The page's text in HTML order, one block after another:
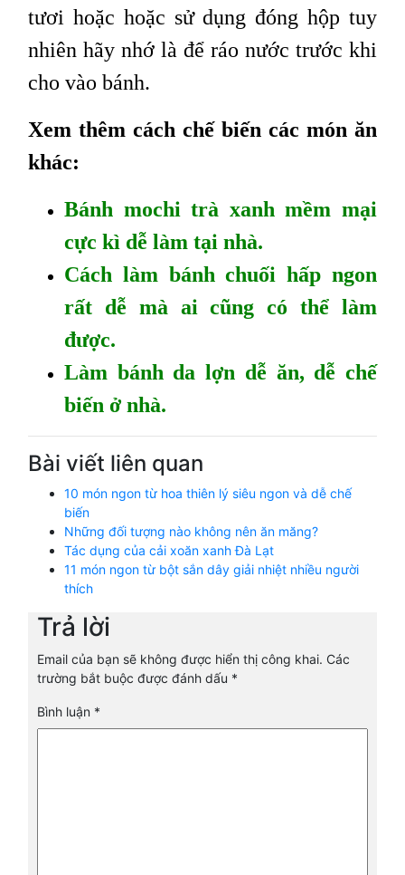
tươi hoặc hoặc sử dụng đóng hộp tuy
nhiên hãy nhớ là để ráo nước trước khi
cho vào bánh.
Xem thêm cách chế biến các món ăn
khác:
Bánh mochi trà xanh mềm mại
cực kì dễ làm tại nhà.
Cách làm bánh chuối hấp ngon
rất dễ mà ai cũng có thể làm
được.
Làm bánh da lợn dễ ăn, dễ chế
biến ở nhà.
Bài viết liên quan
10 món ngon từ hoa thiên lý siêu ngon và dễ chế
biến
Những đối tượng nào không nên ăn măng?
Tác dụng của cải xoăn xanh Đà Lạt
11 món ngon từ bột sắn dây giải nhiệt nhiều người
thích
Trả lời
Email của bạn sẽ không được hiển thị công khai. Các
trường bắt buộc được đánh dấu *
Bình luận *